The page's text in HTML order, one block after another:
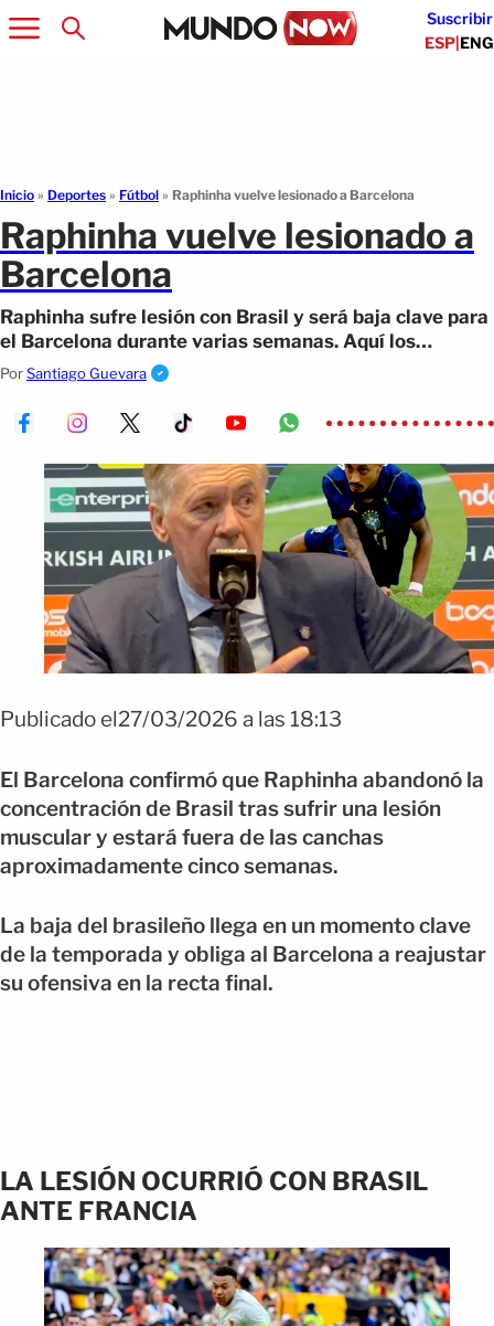
Suscribir
ESP|ENG
Inicio » Deportes » Fútbol » Raphinha vuelve lesionado a Barcelona
Raphinha vuelve lesionado a
Barcelona
Raphinha sufre lesión con Brasil y será baja clave para
el Barcelona durante varias semanas. Aquí los
partidos que se perderá.
PorSantiago Guevara
Publicado el27/03/2026 a las 18:13
El Barcelona confirmó que Raphinha abandonó la
concentración de Brasil tras sufrir una lesión
muscular y estará fuera de las canchas
aproximadamente cinco semanas.
La baja del brasileño llega en un momento clave
de la temporada y obliga al Barcelona a reajustar
su ofensiva en la recta final.
LA LESIÓN OCURRIÓ CON BRASIL
ANTE FRANCIA